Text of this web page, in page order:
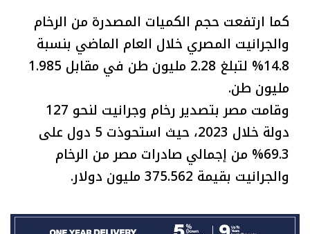
كما ارتفعت حجم الكميات المصدرة من الرخام
والجرانيت المصري خلال العام الماضي بنسبة
14.8% لتبلغ 2.28 مليون طن في مقابل 1.985
مليون طن.
وقامت مصر بتصدير رخام وجرانيت لنحو 127
دولة خلال 2023، حيث استحوذت 5 دول على
69.3% من إجمالي صادرات مصر من الرخام
والجرانيت بقيمة 375.562 مليون دولار.